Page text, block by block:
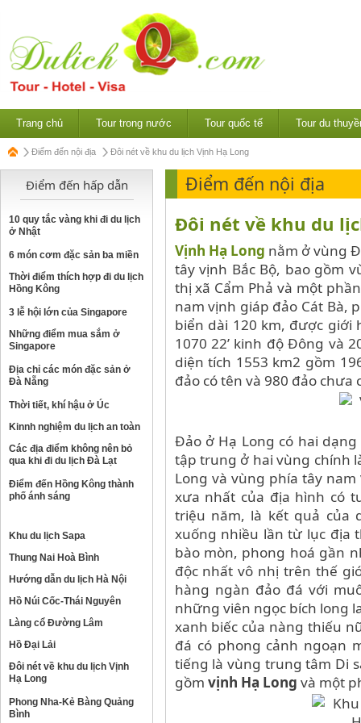
Trang chủ Tour trong nước Tour quốc tế Tour du
Điểm đến nội địa Đôi nét về khu du lịch Vịnh Hạ Long
Điểm đến hấp dẫn
10 quy tắc vàng khi đi du lịch
ở Nhật
6 món cơm đặc sản ba miền
Thời điểm thích hợp đi du lịch
Hồng Kông
3 lễ hội lớn của Singapore
Những điểm mua sắm ở
Singapore
Địa chỉ các món đặc sản ở
Đà Nẵng
Thời tiết, khí hậu ở Úc
Kinnh nghiệm du lịch an toàn
Các địa điểm không nên bỏ
qua khi đi du lịch Đà Lạt
Điểm đến Hồng Kông thành
phố ánh sáng
Khu du lịch Sapa
Thung Nai Hoà Bình
Hướng dẫn du lịch Hà Nội
Hồ Núi Cốc-Thái Nguyên
Làng cổ Đường Lâm
Hồ Đại Lải
Đôi nét về khu du lịch Vịnh
Hạ Long
Phong Nha-Kẻ Bàng Quảng
Bình
Điểm đến nội địa
Đôi nét về khu du
Vịnh Hạ Long nằm ở vùng
tây vịnh Bắc Bộ, bao gồm
thị xã Cẩm Phả và một
nam vịnh giáp đảo Cát Bà,
biển dài 120 km, được giới
1070 22’ kinh độ Đông và
diện tích 1553 km2 gồm
đảo có tên và 980 đảo chưa
Đảo ở Hạ Long có hai
tập trung ở hai vùng chính
Long và vùng phía tây nam
xưa nhất của địa hình có
triệu năm, là kết quả của
xuống nhiều lần từ lục địa
bào mòn, phong hoá gần
độc nhất vô nhị trên thế
hàng ngàn đảo đá với
những viên ngọc bích long
xanh biếc của nàng thiếu
đá có phong cảnh ngoạn
tiếng là vùng trung tâm Di
gồm vịnh Hạ Long và một